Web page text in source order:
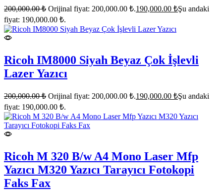
200,000.00₺ Orijinal fiyat: 200,000.00 ₺.190,000.00 ₺Şu andaki
fiyat: 190,000.00 ₺.
Ricoh IM8000 Siyah Beyaz Çok İşlevli
Lazer Yazıcı
200,000.00₺ Orijinal fiyat: 200,000.00 ₺.190,000.00 ₺Şu andaki
fiyat: 190,000.00 ₺.
Ricoh M 320 B/w A4 Mono Laser Mfp
Yazıcı M320 Yazıcı Tarayıcı Fotokopi
Faks Fax